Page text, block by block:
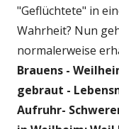
"Geflüchtete" in
Wahrheit? Nun
normalerweise
Brauens -
gebraut -
Aufruhr-